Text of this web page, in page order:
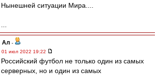
Нынешней ситуации Мира....
Ал -
01 июл 2022 19:22
Российский футбол не только один из самых
серверных, но и один из самых